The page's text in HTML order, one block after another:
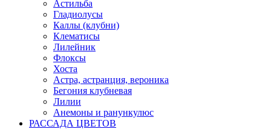
Астильба
Гладиолусы
Каллы (клубни)
Клематисы
Лилейник
Флоксы
Хоста
Астра, астранция, вероника
Бегония клубневая
Лилии
Анемоны и ранункулюс
РАССАДА ЦВЕТОВ